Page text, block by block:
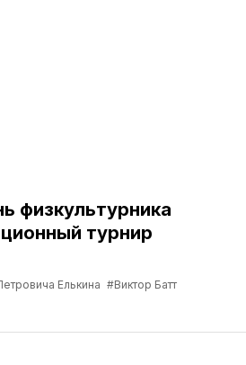
физкультурника
турнир
Елькина #Виктор Батт